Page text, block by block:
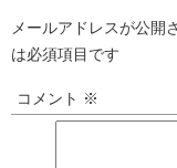
メールアドレスが公開
は必須項目です
コメント ※